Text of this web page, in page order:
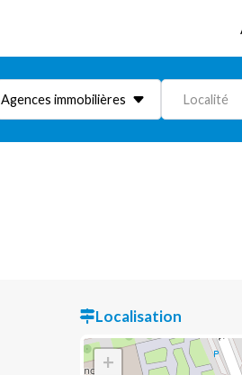
Agences immobilières Localité
Localisation
+